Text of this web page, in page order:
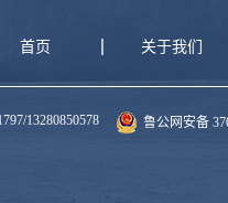
首页 关于我们
13280850578 鲁公网安备